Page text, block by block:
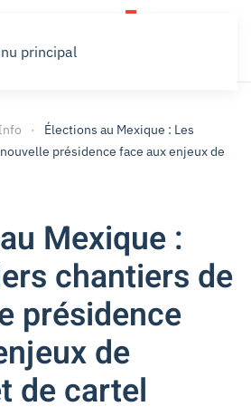
principal
Élections au Mexique : Les
présidence face aux enjeux de
Mexique :
chantiers de
présidence
de
de cartel